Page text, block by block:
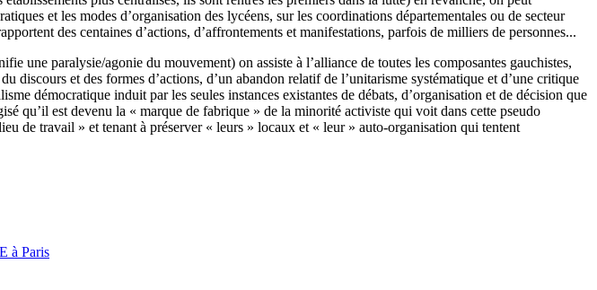
et les modes d’organisation des lycéens, sur les coordinations départementales ou de secteur
des centaines d’actions, d’affrontements et manifestations, parfois de milliers de personnes...
une paralysie/agonie du mouvement) on assiste à l’alliance de toutes les composantes gauchistes,
discours et des formes d’actions, d’un abandon relatif de l’unitarisme systématique et d’une critique
démocratique induit par les seules instances existantes de débats, d’organisation et de décision que
qu’il est devenu la « marque de fabrique » de la minorité activiste qui voit dans cette pseudo
de travail » et tenant à préserver « leurs » locaux et « leur » auto-organisation qui tentent
à Paris